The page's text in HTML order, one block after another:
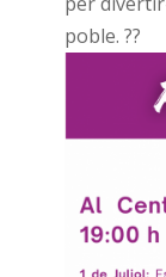
poble. ??